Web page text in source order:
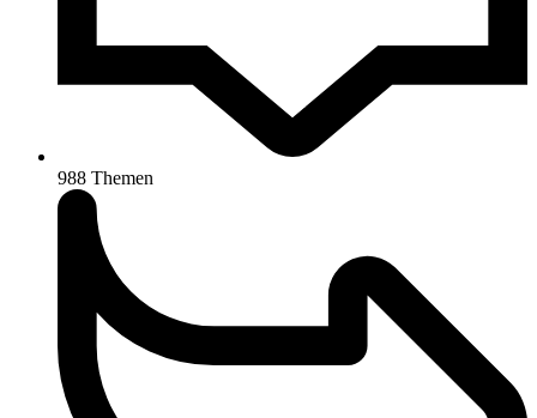
988 Themen